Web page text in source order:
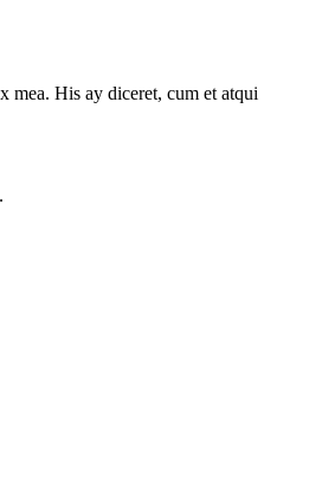
mea. His ay diceret, cum et atqui